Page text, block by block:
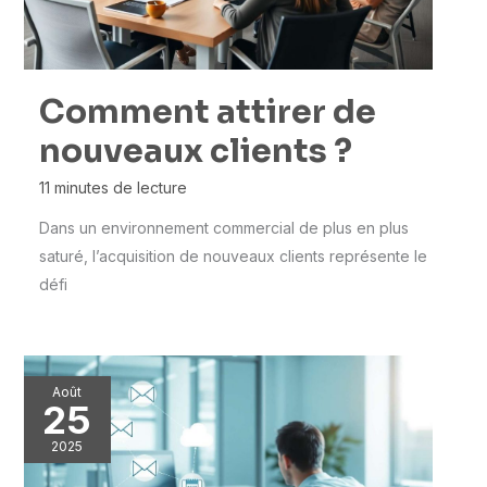
Comment attirer de
nouveaux clients ?
11 minutes de lecture
Dans un environnement commercial de plus en plus
saturé, l’acquisition de nouveaux clients représente le
défi
Août
25
2025